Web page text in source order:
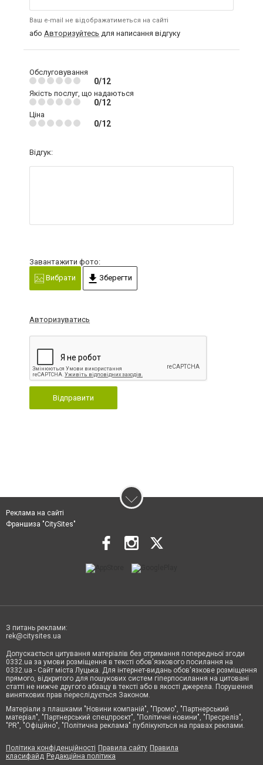
Ваш e-mail не відображатиметься на сайті
або Авторизуйтесь для написання відгуку
Обслуговування
0/12
Якість послуг, що надаються
0/12
Ціна
0/12
Відгук:
Завантажити фото:
Вибрати
Зберегти
Авторизуватись
Відправити
Реклама на сайті
Франшиза "CitySites"
З питань реклами:
rek@citysites.ua
Допускається цитування матеріалів без отримання попередньої згоди
0332.ua за умови розміщення в тексті обов'язкового посилання на
0332.ua - Сайт міста Луцька. Для інтернет-видань обов'язкове розміщення
прямого, відкритого для пошукових систем гіперпосилання на цитовані
статті не нижче другого абзацу в тексті або в якості джерела. Порушення
виняткових прав переслідується Законом.
Матеріали з плашками "Новини компаній", "Промо", "Партнерський
матеріал", "Партнерський спецпроєкт", "Політичні новини", "Пресреліз",
"PR", "Офіційно", "Політична реклама" публікуються на правах реклами.
Політика конфіденційності Правила сайту Правила
класифайд Редакційна політика